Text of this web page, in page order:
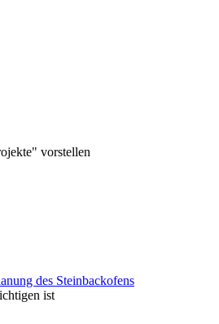
vorstellen
des Steinbackofens
ist